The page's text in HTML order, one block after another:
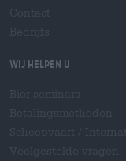
Wij helpen u